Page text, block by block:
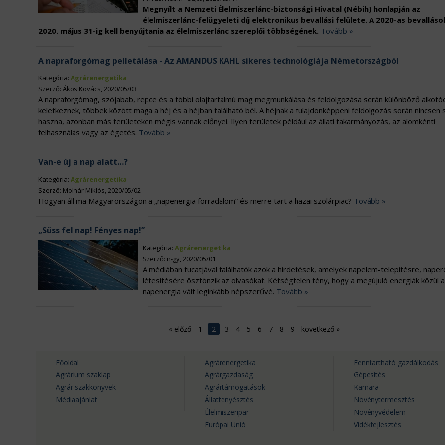
Megnyílt a Nemzeti Élelmiszerlánc-biztonsági Hivatal (Nébih) honlapján az
élelmiszerlánc-felügyeleti díj elektronikus bevallási felülete. A 2020-as
2020. május 31-ig kell benyújtania az élelmiszerlánc szereplői többségének. Tovább »
A napraforgómag pelletálása - Az AMANDUS KAHL sikeres technológiája Németországból
Kategória: Agrárenergetika
Szerző: Ákos Kovács, 2020/05/03
A napraforgómag, szójabab, repce és a többi olajtartalmú mag megmunkálása és feldolgozása során különböző
keletkeznek, többek között maga a héj és a héjban található bél. A héjnak a tulajdonképpeni feldolgozás során nincsen
haszna, azonban más területeken mégis vannak előnyei. Ilyen területek például az állati takarmányozás, az alomkénti
felhasználás vagy az égetés. Tovább »
Van-e új a nap alatt…?
Kategória: Agrárenergetika
Szerző: Molnár Miklós, 2020/05/02
Hogyan áll ma Magyarországon a „napenergia forradalom” és merre tart a hazai szolárpiac? Tovább »
„Süss fel nap! Fényes nap!”
Kategória: Agrárenergetika
Szerző: n-gy, 2020/05/01
A médiában tucatjával találhatók azok a hirdetések, amelyek napelem-telepítésre,
létesítésére ösztönzik az olvasókat. Kétségtelen tény, hogy a megújuló energiák közül a
napenergia vált leginkább népszerűvé. Tovább »
« előző 1 2 3 4 5 6 7 8 9 következő »
Főoldal
Agrárium szaklap
Agrár szakkönyvek
Médiaajánlat
Agrárenergetika
Agrárgazdaság
Agrártámogatások
Állattenyésztés
Élelmiszeripar
Európai Unió
Fenntartható gazdálkodás
Gépesítés
Kamara
Növénytermesztés
Növényvédelem
Vidékfejlesztés